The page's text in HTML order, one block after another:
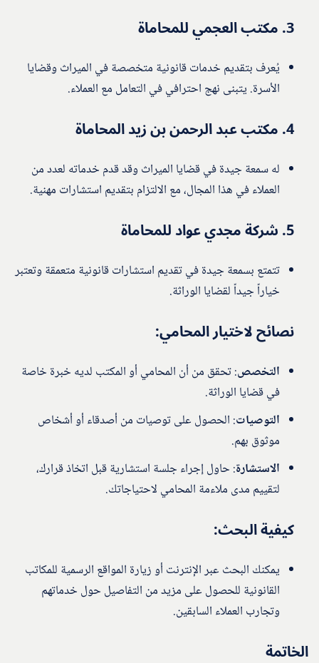
3. مكتب العجمي للمحاماة
يُعرف بتقديم خدمات قانونية متخصصة في الميراث وقضايا
الأسرة. يتبنى نهج احترافي في التعامل مع العملاء.
4. مكتب عبد الرحمن بن زيد المحاماة
له سمعة جيدة في قضايا الميراث وقد قدم خدماته لعدد من
العملاء في هذا المجال، مع الالتزام بتقديم استشارات مهنية.
5. شركة مجدي عواد للمحاماة
تتمتع بسمعة جيدة في تقديم استشارات قانونية متعمقة وتعتبر
خياراً جيداً لقضايا الوراثة.
نصائح لاختيار المحامي:
التخصص: تحقق من أن المحامي أو المكتب لديه خبرة خاصة
في قضايا الوراثة.
التوصيات: الحصول على توصيات من أصدقاء أو أشخاص
موثوق بهم.
الاستشارة: حاول إجراء جلسة استشارية قبل اتخاذ قرارك،
لتقييم مدى ملاءمة المحامي لاحتياجاتك.
كيفية البحث:
يمكنك البحث عبر الإنترنت أو زيارة المواقع الرسمية للمكاتب
القانونية للحصول على مزيد من التفاصيل حول خدماتهم
وتجارب العملاء السابقين.
الخاتمة